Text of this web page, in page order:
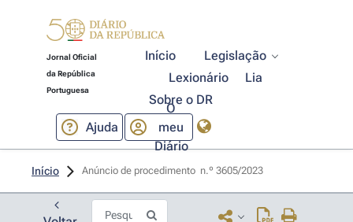
Jornal Oficial
da República
Portuguesa
Início
Legislação
Lexionário
Lia
Sobre o DR
Ajuda
O
meu
Diário
Início Anúncio de procedimento  n.º 3605/2023